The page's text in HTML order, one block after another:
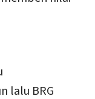
lalu BRG